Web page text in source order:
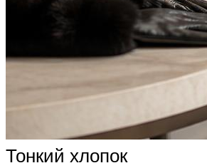
Тонкий хлопок